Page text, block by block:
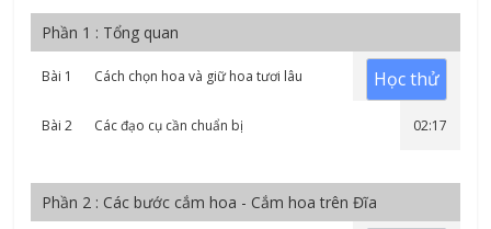
Phần 1 : Tổng quan
Bài 1 Cách chọn hoa và giữ hoa tươi lâu 04:09
Học thử
Bài 2 Các đạo cụ cần chuẩn bị 02:17
Phần 2 : Các bước cắm hoa - Cắm hoa trên Đĩa